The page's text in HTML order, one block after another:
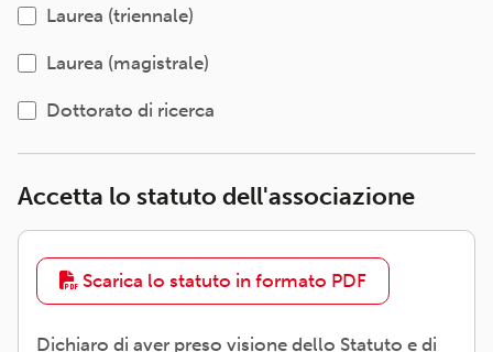
Laurea (triennale)
Laurea (magistrale)
Dottorato di ricerca
Accetta lo statuto dell'associazione
Scarica lo statuto in formato PDF
Dichiaro di aver preso visione dello Statuto e di